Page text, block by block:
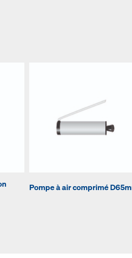
Pompe à air comprimé